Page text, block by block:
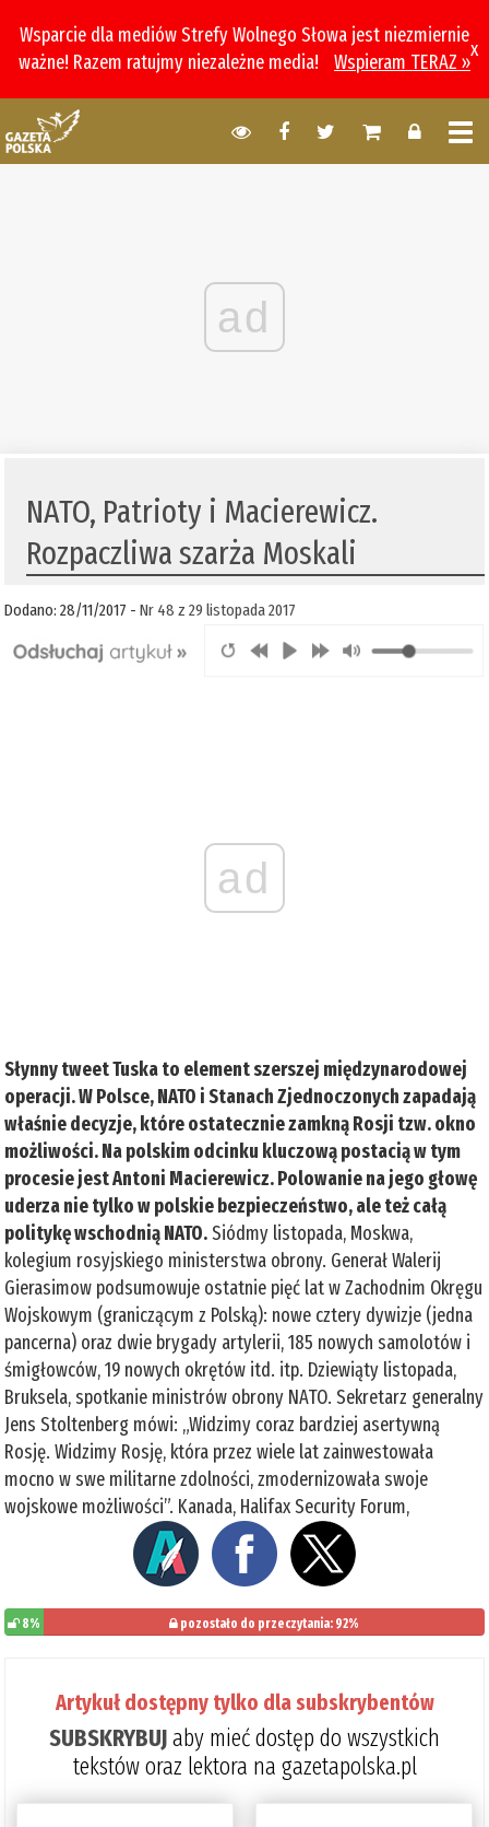
Wsparcie dla mediów Strefy Wolnego Słowa jest niezmiernie
ważne! Razem ratujmy niezależne media!
Wspieram TERAZ »
x
ad
NATO, Patrioty i Macierewicz.
Rozpaczliwa szarża Moskali
Dodano: 28/11/2017 -Nr 48 z 29 listopada 2017
ad
Słynny tweet Tuska to element szerszej międzynarodowej
operacji. W Polsce, NATO i Stanach Zjednoczonych zapadają
właśnie decyzje, które ostatecznie zamkną Rosji tzw. okno
możliwości. Na polskim odcinku kluczową postacią w tym
procesie jest Antoni Macierewicz. Polowanie na jego głowę
uderza nie tylko w polskie bezpieczeństwo, ale też całą
politykę wschodnią NATO.Siódmy listopada, Moskwa,
kolegium rosyjskiego ministerstwa obrony. Generał Walerij
Gierasimow podsumowuje ostatnie pięć lat w Zachodnim Okręgu
Wojskowym (graniczącym z Polską): nowe cztery dywizje (jedna
pancerna) oraz dwie brygady artylerii, 185 nowych samolotów i
śmigłowców, 19 nowych okrętów itd. itp. Dziewiąty listopada,
Bruksela, spotkanie ministrów obrony NATO. Sekretarz generalny
Jens Stoltenberg mówi: „Widzimy coraz bardziej asertywną
Rosję. Widzimy Rosję, która przez wiele lat zainwestowała
mocno w swe militarne zdolności, zmodernizowała swoje
wojskowe możliwości”. Kanada, Halifax Security Forum,
8% pozostało do przeczytania: 92%
Artykuł dostępny tylko dla subskrybentów
SUBSKRYBUJaby mieć dostęp do wszystkich
tekstów oraz lektora na gazetapolska.pl